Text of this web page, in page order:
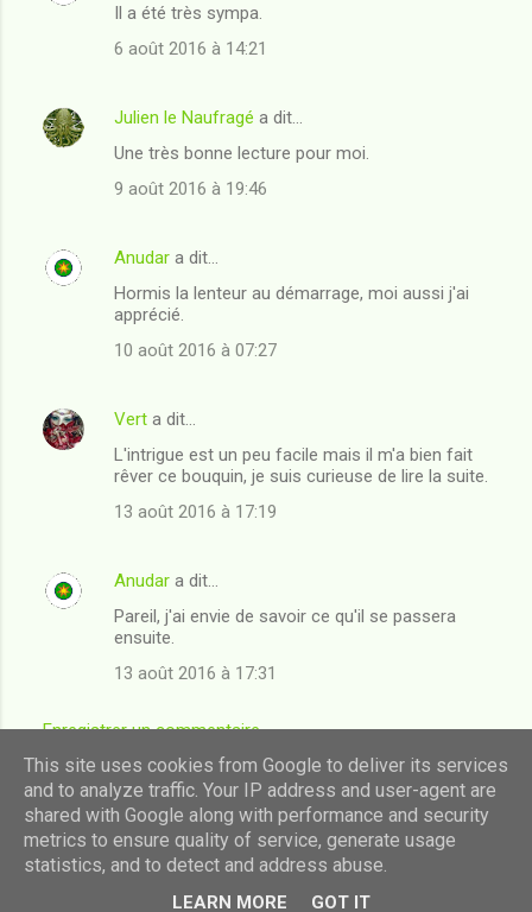
i
r
Il a été très sympa.
6 août 2016 à 14:21
Julien le Naufragé a dit…
Une très bonne lecture pour moi.
9 août 2016 à 19:46
Anudar a dit…
Hormis la lenteur au démarrage, moi aussi j'ai
apprécié.
10 août 2016 à 07:27
Vert a dit…
L'intrigue est un peu facile mais il m'a bien fait
rêver ce bouquin, je suis curieuse de lire la suite.
13 août 2016 à 17:19
Anudar a dit…
Pareil, j'ai envie de savoir ce qu'il se passera
ensuite.
13 août 2016 à 17:31
Enregistrer un commentaire
Fourni par Blogger
This site uses cookies from Google to deliver its services
and to analyze traffic. Your IP address and user-agent are
shared with Google along with performance and security
metrics to ensure quality of service, generate usage
statistics, and to detect and address abuse.
LEARN MORE GOT IT